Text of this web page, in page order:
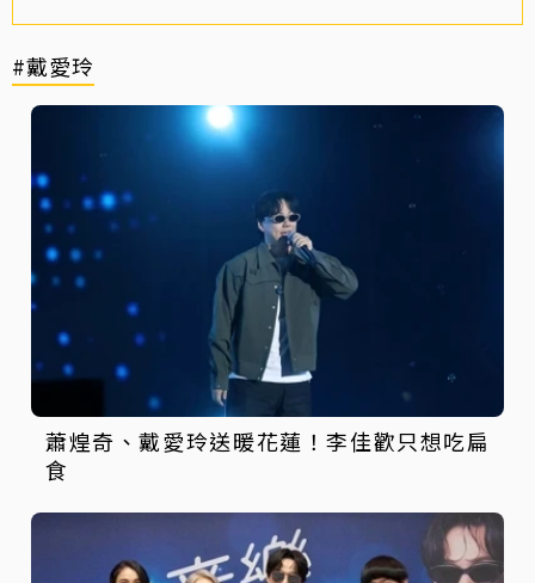
#戴愛玲
蕭煌奇、戴愛玲送暖花蓮！李佳歡只想吃扁
食